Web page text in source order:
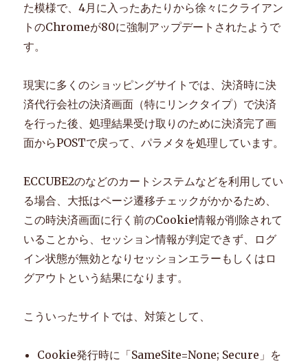
た模様で、4月に入ったあたりから徐々にクライアン
トのChromeが80に強制アップデートされたようで
す。
現実に多くのショッピングサイトでは、決済時に決
済代行会社の決済画面（特にリンクタイプ）で決済
を行った後、処理結果受け取りのために決済完了画
面からPOSTで戻って、パラメタを処理しています。
ECCUBE2のなどのカートシステムなどを利用してい
る場合、大抵はページ遷移チェックがかかるため、
この時決済画面に行く前のCookie情報が削除されて
いることから、セッション情報が判定できず、ログ
イン状態が無効となりセッションエラーもしくはロ
グアウトという結果になります。
こういったサイトでは、対策として、
Cookie発行時に「SameSite=None; Secure」を